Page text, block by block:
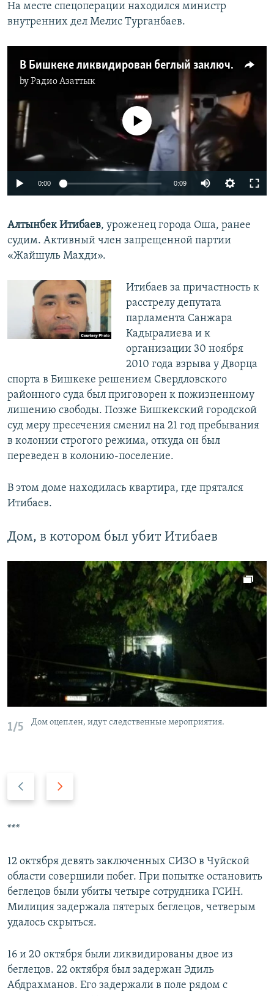
На месте спецоперации находился министр
внутренних дел Мелис Турганбаев.
В Бишкеке ликвидирован беглый заключенный
byРадио Азаттык
No media source currently available
0:00 0:09
Алтынбек Итибаев, уроженец города Оша, ранее
судим. Активный член запрещенной партии
«Жайшуль Махди».
Итибаев за причастность к
расстрелу депутата
парламента Санжара
Кадыралиева и к
организации 30 ноября
2010 года взрыва у Дворца
спорта в Бишкеке решением Свердловского
районного суда был приговорен к пожизненному
лишению свободы. Позже Бишкекский городской
суд меру пресечения сменил на 21 год пребывания
в колонии строгого режима, откуда он был
переведен в колонию-поселение.
В этом доме находилась квартира, где прятался
Итибаев.
Дом, в котором был убит Итибаев
1/5 Дом оцеплен, идут следственные мероприятия.
v
o
u
s
s
l
d
e
l
d
e
***
12 октября девять заключенных СИЗО в Чуйской
области совершили побег. При попытке остановить
беглецов были убиты четыре сотрудника ГСИН.
Милиция задержала пятерых беглецов, четверым
удалось скрыться.
16 и 20 октября были ликвидированы двое из
беглецов. 22 октября был задержан Эдиль
Абдрахманов. Его задержали в поле рядом с